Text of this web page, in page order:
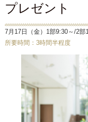
プレゼント
7月17日（金）1部9:30～/2部
所要時間：3時間半程度